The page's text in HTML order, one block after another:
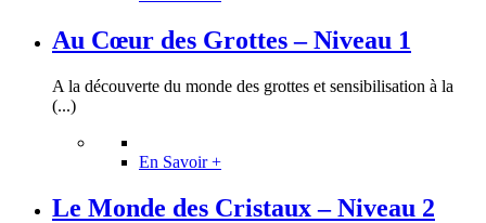
Au Cœur des Grottes – Niveau 1
A la découverte du monde des grottes et sensibilisation à la
(...)
En Savoir +
Le Monde des Cristaux – Niveau 2